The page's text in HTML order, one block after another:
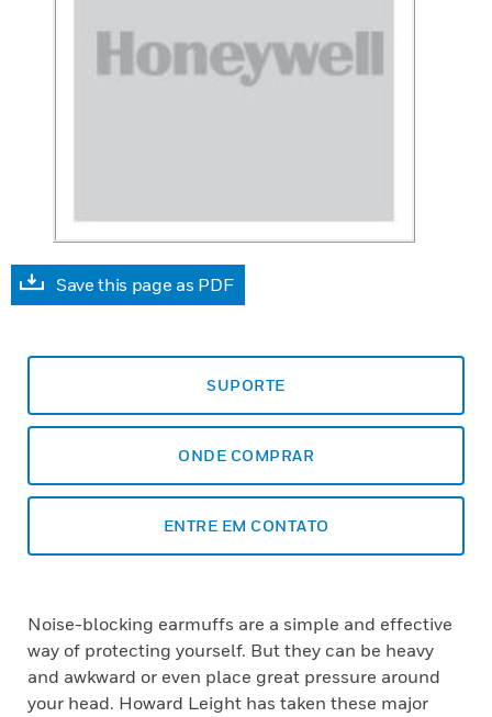
Save this page as PDF
SUPORTE
ONDE COMPRAR
ENTRE EM CONTATO
Noise-blocking earmuffs are a simple and effective
way of protecting yourself. But they can be heavy
and awkward or even place great pressure around
your head. Howard Leight has taken these major